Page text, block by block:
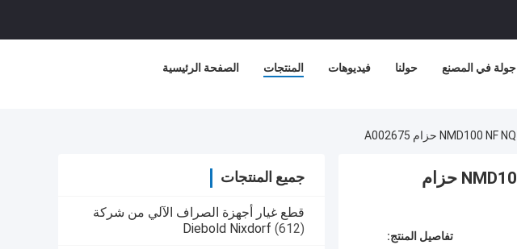
الصفحة الرئيسية المنتجات فيديوهات حولنا جولة في المصنع
جميع المنتجات
قطع غيار أجهزة الصراف الآلي من شركة
Diebold Nixdorf (612)
أجزاء الغيار من أجهزة الصراف الآلي جلوري NMD ديلارو NMD100 NF NQ 80-2 حزام
تفاصيل المنتج: